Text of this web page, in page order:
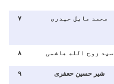
۷
محمد مایل حیدری
۸ سید روح الله هاشمی
۹ شیر حسین حعفری